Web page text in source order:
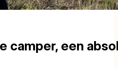
camper, een